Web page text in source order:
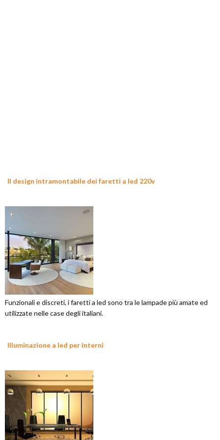
Il design intramontabile dei faretti a led 220v
Funzionali e discreti, i faretti a led sono tra le lampade più amate ed
utilizzate nelle case degli italiani.
Illuminazione a led per interni